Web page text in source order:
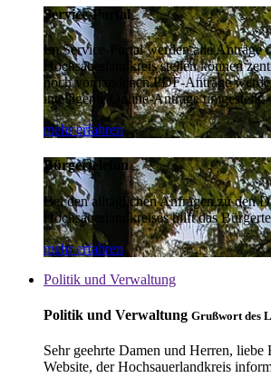
Service-Portal
Im Service-Portal werden alle Anträge
Hochsauerlandkreis stellen können
noch vorhandenen PDF-Anträge
intelligente Online-Anträge umgestellt.
mehr erfahren
Bürgertelefon
Bei den alltäglichen Anfragen zu den
Hochsauerlandkreises hilft das
mehr erfahren
Politik und Verwaltung
Politik und Verwaltung Grußwort des
Sehr geehrte Damen und Herren, liebe
Website, der Hochsauerlandkreis